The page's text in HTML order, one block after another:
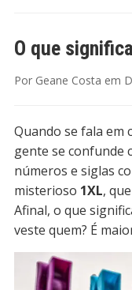
O que
Por Geane Costa em
Quando se fala em
gente se confunde
números e siglas
misterioso 1XL,
Afinal, o que
veste quem? É